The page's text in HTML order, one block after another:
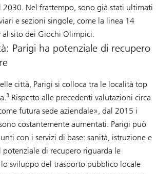
2030. Nel frattempo, sono già stati ultimati
e sezioni singole, come la linea 14
sito dei Giochi Olimpici.
Parigi ha potenziale di recupero
città, Parigi si colloca tra le località top
3 Rispetto alle precedenti valutazioni circa
futura sede aziendale», dal 2015 i
costantemente aumentati. Parigi può
con i servizi di base: sanità, istruzione e
potenziale di recupero riguarda le
sviluppo del trasporto pubblico locale